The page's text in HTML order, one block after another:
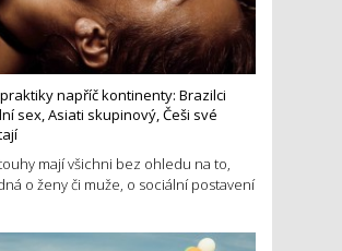
napříč kontinenty: Brazilci
sex, Asiati skupinový, Češi své
mají všichni bez ohledu na to,
o ženy či muže, o sociální postavení